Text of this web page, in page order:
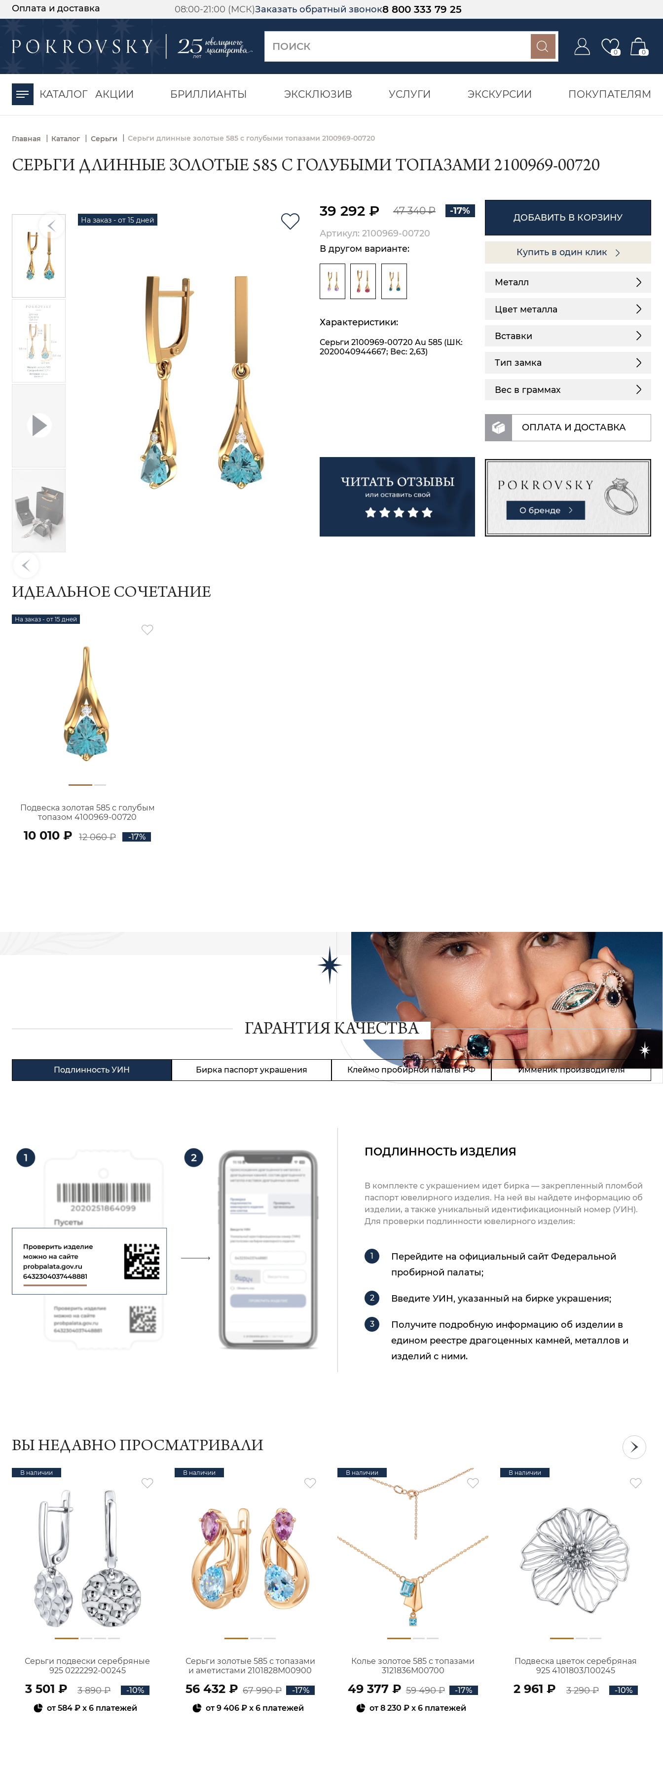
Оплата и доставка 08:00-21:00 (МСК)Заказать обратный звонок8 800 333 79 25
0 0
КАТАЛОГ АКЦИИ БРИЛЛИАНТЫ ЭКСКЛЮЗИВ УСЛУГИ ЭКСКУРСИИ ПОКУПАТЕЛЯМ
Главная | Каталог | Серьги Серьги длинные золотые 585 с голубыми топазами 2100969-00720
СЕРЬГИ ДЛИННЫЕ ЗОЛОТЫЕ 585 С ГОЛУБЫМИ ТОПАЗАМИ 2100969-00720
На заказ - от 15 дней
39 292 ₽ 47 340 ₽ -17%
Артикул: 2100969-00720
В другом варианте:
Характеристики:
Серьги 2100969-00720 Au 585 (ШК:
2020040944667; Вес: 2,63)
ДОБАВИТЬ В КОРЗИНУ
Купить в один клик
Металл
Цвет металла
Вставки
Тип замка
Вес в граммах
ОПЛАТА И ДОСТАВКА
ИДЕАЛЬНОЕ СОЧЕТАНИЕ
На заказ - от 15 дней
Подвеска золотая 585 с голубым
топазом 4100969-00720
10 010 ₽ 12 060 ₽ -17%
ГАРАНТИЯ КАЧЕСТВА
Подлинность УИН Бирка паспорт украшения Клеймо пробирной палаты РФ Имменик производителя
ПОДЛИННОСТЬ ИЗДЕЛИЯ
В комплекте с украшением идет бирка — закрепленный пломбой
паспорт ювелирного изделия. На ней вы найдете информацию об
изделии, а также уникальный идентификационный номер (УИН).
Для проверки подлинности ювелирного изделия:
Перейдите на официальный сайт Федеральной
пробирной палаты;
Введите УИН, указанный на бирке украшения;
Получите подробную информацию об изделии в
едином реестре драгоценных камней, металлов и
изделий с ними.
ВЫ НЕДАВНО ПРОСМАТРИВАЛИ
В наличии
Серьги подвески серебряные
925 0222292-00245
3 501 ₽ 3 890 ₽
-10%
от584 ₽ x 6 платежей
В наличии
Серьги золотые 585 с топазами
и аметистами 2101828М00900
56 432 ₽ 67 990 ₽
-17%
от9 406 ₽ x 6 платежей
В наличии
Колье золотое 585 с топазами
3121836М00700
49 377 ₽ 59 490 ₽
-17%
от8 230 ₽x 6 платежей
В наличии
Подвеска цветок серебряная
925 4101803Л00245
2 961 ₽ 3 290 ₽ -10%
-30%
момента оплаты